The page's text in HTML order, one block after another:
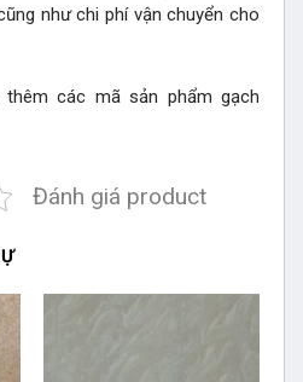
như chi phí vận chuyển cho
các mã sản phẩm gạch
Đánh giá product